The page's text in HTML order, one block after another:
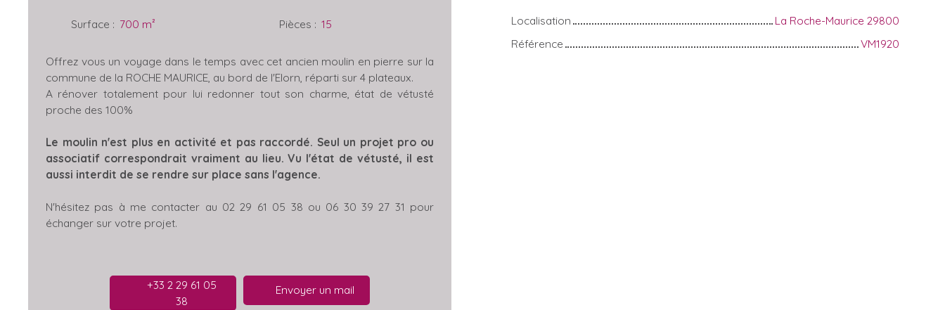
Surface : 700 m² Pièces : 15
Offrez vous un voyage dans le temps avec cet ancien moulin en pierre sur la
commune de la ROCHE MAURICE, au bord de l'Elorn, réparti sur 4 plateaux.
A rénover totalement pour lui redonner tout son charme, état de vétusté
proche des 100%
Le moulin n'est plus en activité et pas raccordé. Seul un projet pro ou
associatif correspondrait vraiment au lieu. Vu l'état de vétusté, il est
aussi interdit de se rendre sur place sans l'agence.
N'hésitez pas à me contacter au 02 29 61 05 38 ou 06 30 39 27 31 pour
échanger sur votre projet.
+33 2 29 61 05
38
Envoyer un mail
Localisation
La Roche-Maurice 29800
Référence
VM1920